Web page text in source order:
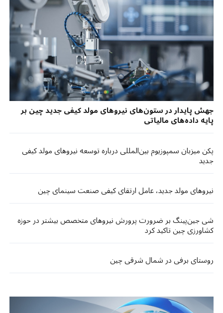
جهش پایدار در ستون‌های نیروهای مولد کیفی جدید چین بر
پایه داده‌های مالیاتی
پکن میزبان سمپوزیوم بین‌المللی درباره توسعه نیروهای مولد کیفی
جدید
نیروهای مولد جدید، عامل ارتقای کیفی صنعت سینمای چین
شی جین‌پینگ بر ضرورت پرورش نیروهای متخصص بیشتر در حوزه
کشاورزی چین تاکید کرد
روستای برفی در شمال شرقی چین